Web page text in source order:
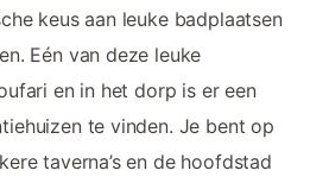
keus aan leuke badplaatsen
Eén van deze leuke
en in het dorp is er een
te vinden. Je bent op
taverna’s en de hoofdstad